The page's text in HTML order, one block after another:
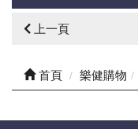
上一頁
首頁 樂健購物